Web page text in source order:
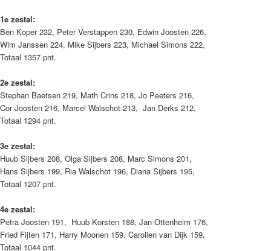
1e zestal:
Ben Koper 232, Peter Verstappen 230, Edwin Joosten 226,
Wim Janssen 224, Mike Sijbers 223, Michael Simons 222,
Totaal 1357 pnt.
2e zestal:
Stephan Baetsen 219, Math Crins 218, Jo Peeters 216,
Cor Joosten 216, Marcel Walschot 213, Jan Derks 212,
Totaal 1294 pnt.
3e zestal:
Huub Sijbers 208, Olga Sijbers 208, Marc Simons 201,
Hans Sijbers 199, Ria Walschot 196, Diana Sijbers 195,
Totaal 1207 pnt.
4e zestal:
Petra Joosten 191, Huub Korsten 188, Jan Ottenheim 176,
Fried Fijten 171, Harry Moonen 159, Carolien van Dijk 159,
Totaal 1044 pnt.